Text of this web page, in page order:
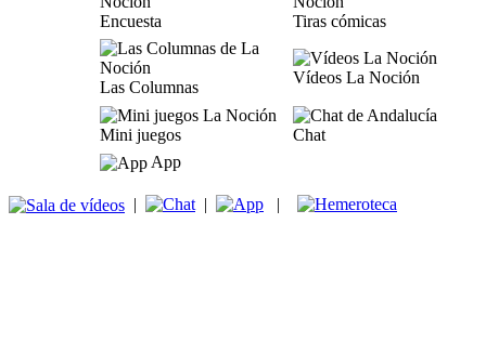
Encuesta Tiras cómicas
Las Columnas
Vídeos La Noción
Mini juegos
Chat
App
| | |